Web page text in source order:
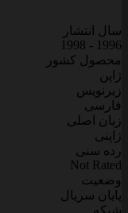
سال انتشار
1996 - 1998
محصول کشور
ژاپن
زیرنویس
فارسی
زبان اصلی
ژاپنی
رده سنی
Not Rated
وضعیت
پایان سریال